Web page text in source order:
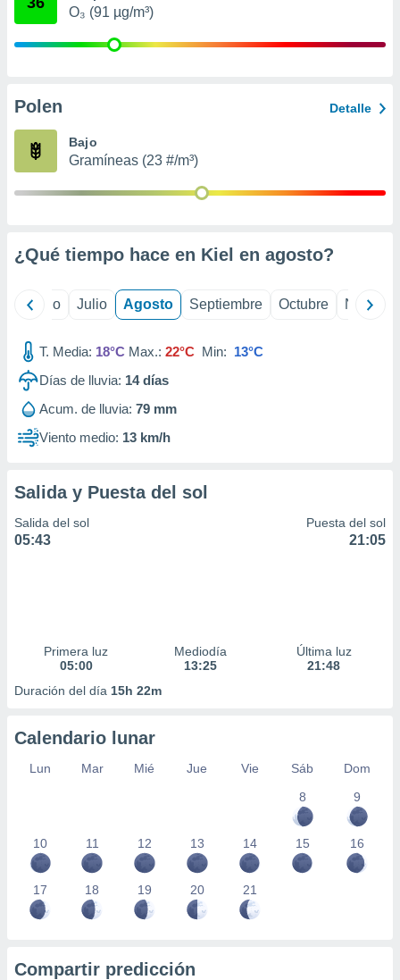
mediante
publicidad
O₃ (91 µg/m³)
Polen Detalle
Bajo
Gramíneas (23 #/m³)
¿Qué tiempo hace en Kiel en agosto?
Junio Julio Agosto Septiembre Octubre
T. Media: 18°C Max.: 22°C Min: 13°C
Días de lluvia: 14días
Acum. de lluvia: 79 mm
Viento medio: 13 km/h
Salida y Puesta del sol
Salida del sol
05:43
Puesta del sol
21:05
Primera luz
05:00
Mediodía
13:25
Última luz
21:48
Duración del día 15h 22m
Calendario lunar
Lun Mar Mié Jue Vie Sáb
Dom
8
9
10 11 12 13 14 15 16
17 18 19 20 21
Compartir predicción